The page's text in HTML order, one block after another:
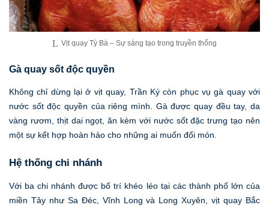
Vịt quay Tỳ Bà – Sự sáng tạo trong truyền thống
Gà quay sốt độc quyền
Không chỉ dừng lại ở vịt quay, Trần Ký còn phục vụ gà quay với
nước sốt độc quyền của riêng mình. Gà được quay đều tay, da
vàng rươm, thịt dai ngọt, ăn kèm với nước sốt đặc trưng tạo nên
một sự kết hợp hoàn hảo cho những ai muốn đổi món.
Hệ thống chi nhánh
Với ba chi nhánh được bố trí khéo léo tại các thành phố lớn của
miền Tây như Sa Đéc, Vĩnh Long và Long Xuyên, vịt quay Bắc